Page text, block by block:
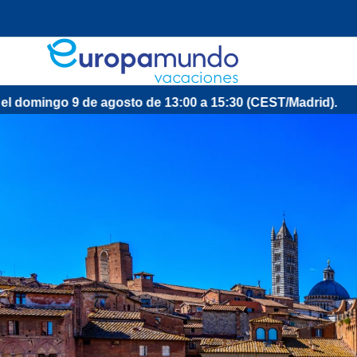
agosto de 13:00 a 15:30 (CEST/Madrid).